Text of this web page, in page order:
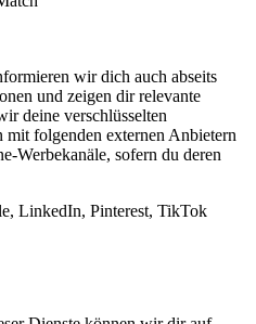
wir dich auch abseits
und zeigen dir relevante
deine verschlüsselten
mit folgenden externen Anbietern
Werbekanäle, sofern du deren
LinkedIn, Pinterest, TikTok